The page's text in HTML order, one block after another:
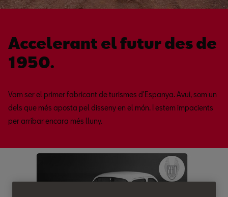
Accelerant el futur des de
1950.
Vam ser el primer fabricant de turismes d'Espanya. Avui, som un
dels que més aposta pel disseny en el món. I estem impacients
per arribar encara més lluny.